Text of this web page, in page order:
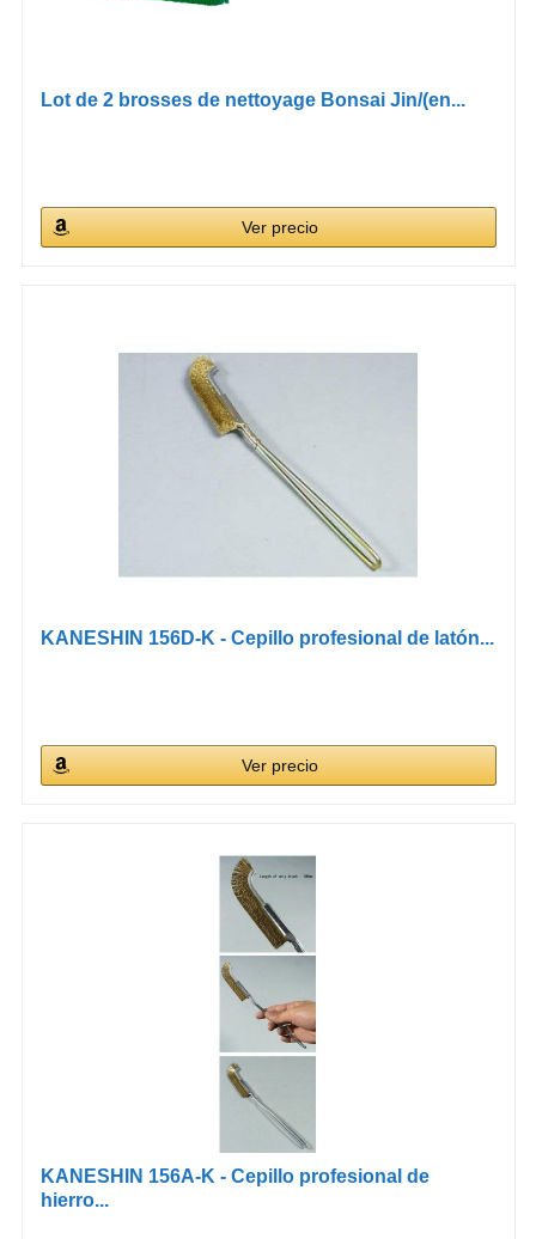
Lot de 2 brosses de nettoyage Bonsai Jin/(en...
Ver precio
KANESHIN 156D-K - Cepillo profesional de latón...
Ver precio
KANESHIN 156A-K - Cepillo profesional de
hierro...